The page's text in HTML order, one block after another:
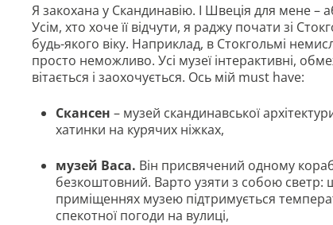
Я закохана у Скандинавію. І Швеція для мене –
Усім, хто хоче її відчути, я раджу почати зі
будь-якого віку. Наприклад, в Стокгольмі
просто неможливо. Усі музеї інтерактивні,
вітається і заохочується. Ось мій must have:
Скансен – музей скандинавської
хатинки на курячих ніжках,
музей Васа. Він присвячений одному
безкоштовний. Варто узяти з собою светр:
приміщеннях музею підтримується
спекотної погоди на вулиці,